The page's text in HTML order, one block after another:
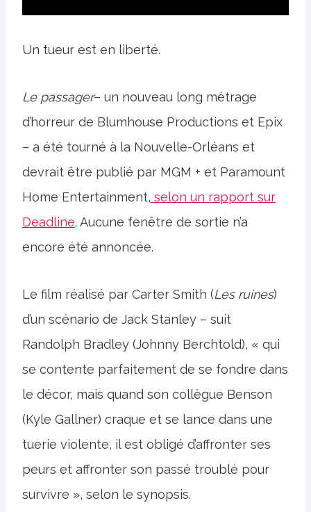
Un tueur est en liberté.
Le passager– un nouveau long métrage
d’horreur de Blumhouse Productions et Epix
– a été tourné à la Nouvelle-Orléans et
devrait être publié par MGM + et Paramount
Home Entertainment, selon un rapport sur
Deadline. Aucune fenêtre de sortie n’a
encore été annoncée.
Le film réalisé par Carter Smith (Les ruines)
d’un scénario de Jack Stanley – suit
Randolph Bradley (Johnny Berchtold), « qui
se contente parfaitement de se fondre dans
le décor, mais quand son collègue Benson
(Kyle Gallner) craque et se lance dans une
tuerie violente, il est obligé d’affronter ses
peurs et affronter son passé troublé pour
survivre », selon le synopsis.